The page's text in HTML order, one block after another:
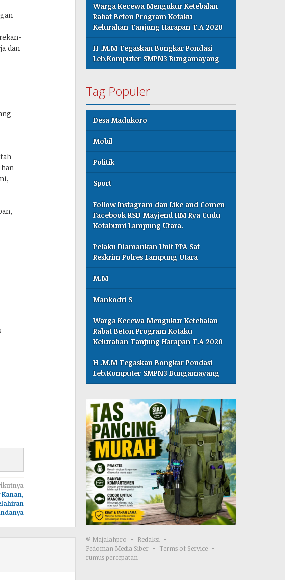
dan
Kanan,
Warga Kecewa Mengukur Ketebalan
Rabat Beton Program Kotaku
Kelurahan Tanjung Harapan T.A 2020
H .M.M Tegaskan Bongkar Pondasi
Leb.Komputer SMPN3 Bungamayang
Tag Populer
Desa Madukoro
Mobil
Politik
Sport
Follow Instagram dan Like and Comen
Facebook RSD Mayjend HM Rya Cudu
Kotabumi Lampung Utara.
Pelaku Diamankan Unit PPA Sat
Reskrim Polres Lampung Utara
M.M
Mankodri S
Warga Kecewa Mengukur Ketebalan
Rabat Beton Program Kotaku
Kelurahan Tanjung Harapan T.A 2020
H .M.M Tegaskan Bongkar Pondasi
Leb.Komputer SMPN3 Bungamayang
© Majalahpro
Redaksi
Pedoman Media Siber
Terms of Service
rumus percepatan